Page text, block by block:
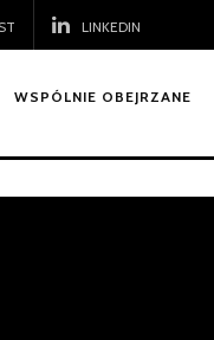
LINKEDIN
WSPÓLNIE OBEJRZANE